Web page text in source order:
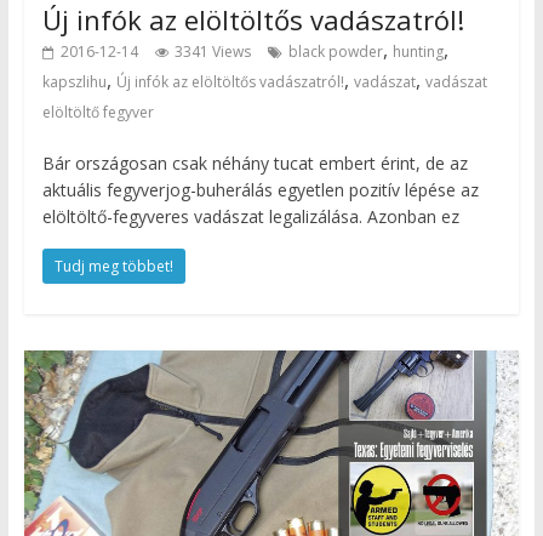
Új infók az elöltöltős vadászatról!
2016-12-14 3341 Views black powder, hunting,
kapszlihu, Új infók az elöltöltős vadászatról!, vadászat, vadászat
elöltöltő fegyver
Bár országosan csak néhány tucat embert érint, de az
aktuális fegyverjog-buherálás egyetlen pozitív lépése az
elöltöltő-fegyveres vadászat legalizálása. Azonban ez
Tudj meg többet!